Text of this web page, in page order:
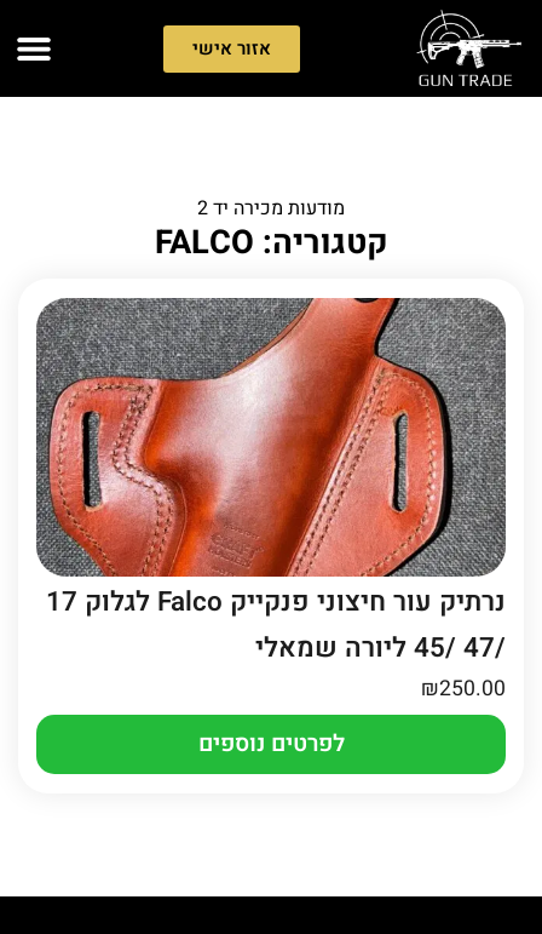
אזור אישי
מודעות מכירה יד 2
קטגוריה: FALCO
נרתיק עור חיצוני פנקייק Falco לגלוק 17
/47 /45 ליורה שמאלי
₪250.00
לפרטים נוספים